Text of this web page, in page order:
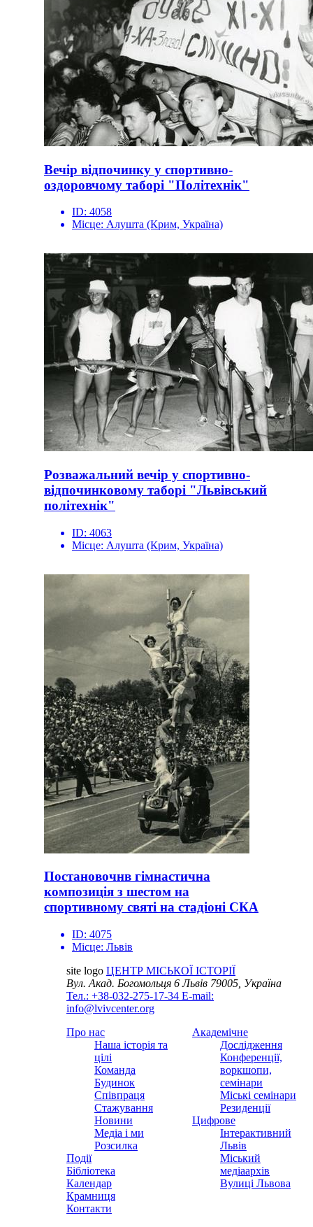
Вечір відпочинку у спортивно-
оздоровчому таборі "Політехнік"
ID: 4058
Місце: Алушта (Крим, Україна)
Розважальний вечір у спортивно-
відпочинковому таборі "Львівський
політехнік"
ID: 4063
Місце: Алушта (Крим, Україна)
Постановочнв гімнастична
композиція з шестом на
спортивному святі на стадіоні СКА
ID: 4075
Місце: Львів
site logo ЦЕНТР МІСЬКОЇ ІСТОРІЇ
Вул. Акад. Богомольця 6Львів 79005, Україна
Тел.: +38-032-275-17-34 E-mail:
info@lvivcenter.org
Про нас
Наша історія та
цілі
Команда
Будинок
Співпраця
Стажування
Новини
Медіа і ми
Розсилка
Події
Бібліотека
Календар
Крамниця
Контакти
Академічне
Дослідження
Конференції,
воркшопи,
семінари
Міські семінари
Резиденції
Цифрове
Інтерактивний
Львів
Міський
медіаархів
Вулиці Львова